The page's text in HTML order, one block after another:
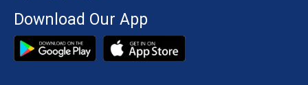
Download Our App